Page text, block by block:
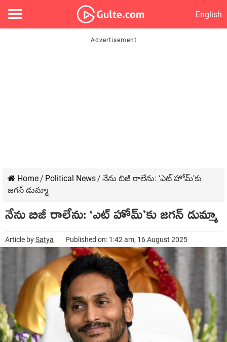
English
Home/ Political News/ నేను బిజీ రాలేను: ‘ఎట్ హోమ్‌’కు
జ‌గ‌న్ డుమ్మా
నేను బిజీ రాలేను: ‘ఎట్ హోమ్‌’కు జ‌గ‌న్ డుమ్మా
Article bySatya Published on: 1:42 am, 16 August 2025